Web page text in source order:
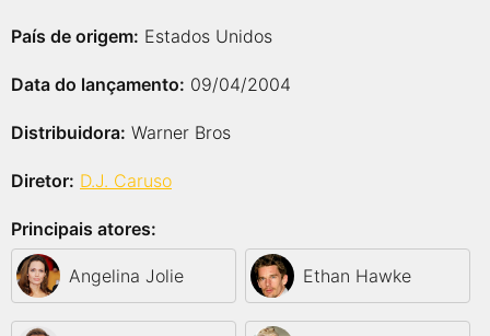
País de origem: Estados Unidos
Data do lançamento: 09/04/2004
Distribuidora: Warner Bros
Diretor: D.J. Caruso
Principais atores:
Angelina Jolie Ethan Hawke